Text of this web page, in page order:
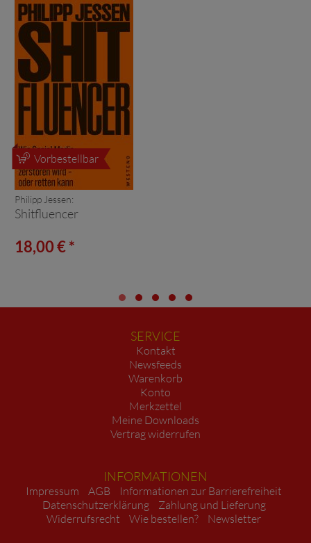
Vorbestellbar
Philipp Jessen:
Shitfluencer
18,00 € *
SERVICE
Kontakt
Newsfeeds
Warenkorb
Konto
Merkzettel
Meine Downloads
Vertrag widerrufen
INFORMATIONEN
Impressum AGB
Informationen zur Barrierefreiheit
Datenschutzerklärung
Zahlung und Lieferung
Widerrufsrecht
Wie bestellen? Newsletter